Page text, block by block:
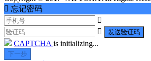
 忘记密码


发送验证码
CAPTCHA is initializing...
下一步